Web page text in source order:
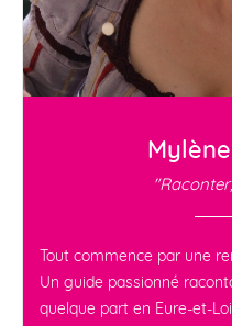
Tout commence par une
Un guide passionné
quelque part en Eure-et-